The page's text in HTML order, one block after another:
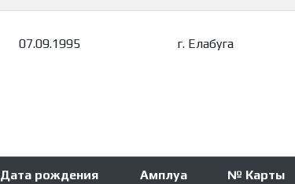
07.09.1995 г. Елабуга
Дата рождения Амплуа № Карты